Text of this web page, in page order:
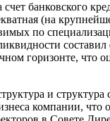
банковского
(на
по
горизонте, что
и
компании, что